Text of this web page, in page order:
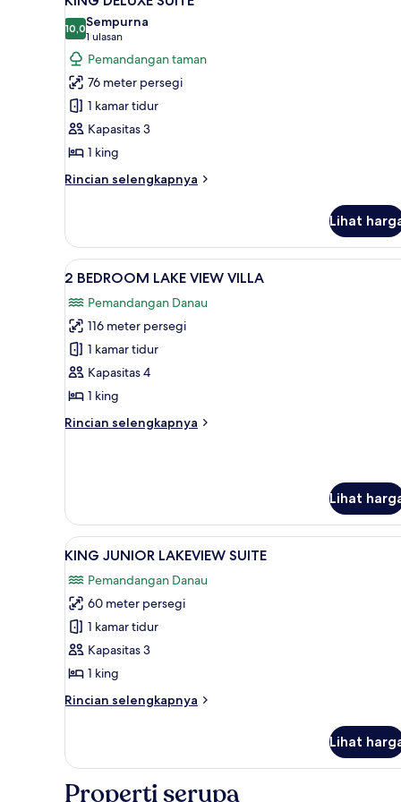
semua
foto
untuk
KING
DELUXE
SUITE
10,010,0 dari 10
Sempurna
1 ulasan
(1
ulasan)
Pemandangan taman
76 meter persegi
1 kamar tidur
Kapasitas 3
1 king
Rincian selengkapnya
Rincian
KING
DELUXE
SUITE
Lihat
Lihat
semua
foto
untuk
2
BEDROOM
LAKE
VILLA
2 BEDROOM LAKE VIEW
11
2 BEDROOM LAKE VIEW VILLA
Pemandangan Danau
116 meter persegi
1 kamar tidur
Kapasitas 4
1 king
Rincian selengkapnya
Rincian
LAKE
VIEW
VILLA
Lihat
Lihat
semua
foto
untuk
KING
JUNIOR
LAKEVIEW
KING JUNIOR LAKEVIEW
12
KING JUNIOR LAKEVIEW SUITE
Pemandangan Danau
60 meter persegi
1 kamar tidur
Kapasitas 3
1 king
Rincian selengkapnya
Rincian
KING
LAKEVIEW
Lihat
Properti serupa